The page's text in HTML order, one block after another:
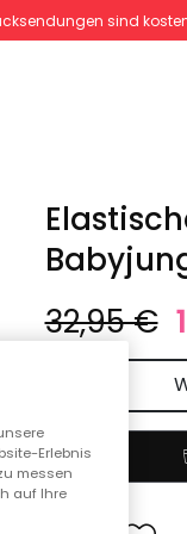
sind
32,95 €
Erlebnis
messen
auf Ihre